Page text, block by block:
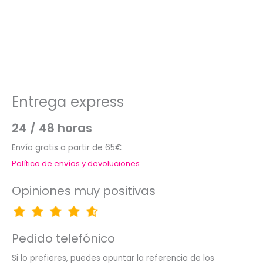
Entrega express
24 / 48 horas
Envío gratis a partir de 65€
Política de envíos y devoluciones
Opiniones muy positivas
Pedido telefónico
Si lo prefieres, puedes apuntar la referencia de los